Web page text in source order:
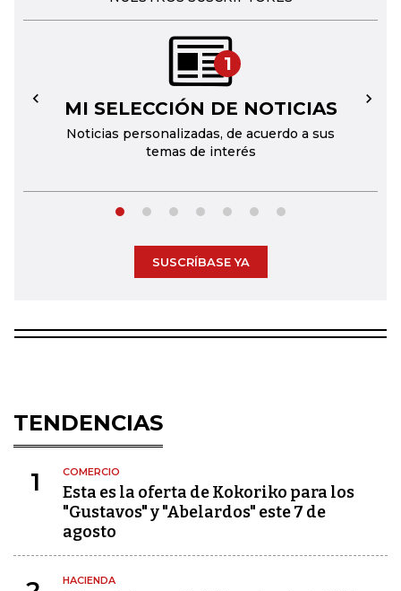
1
MI SELECCIÓN DE NOTICIAS
Noticias personalizadas, de acuerdo a sus
temas de interés
← →
SUSCRÍBASE YA
TENDENCIAS
1 COMERCIO
Esta es la oferta de Kokoriko para los
"Gustavos" y "Abelardos" este 7 de
agosto
HACIENDA